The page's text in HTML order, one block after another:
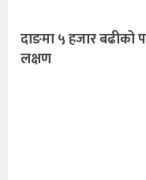
दाङमा ५ हजार
लक्षण